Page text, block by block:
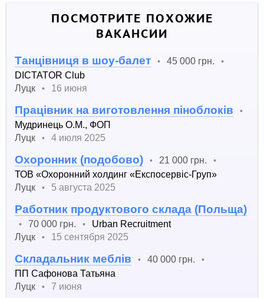
ПОСМОТРИТЕ ПОХОЖИЕ
ВАКАНСИИ
Танцівниця в шоу-балет • 45 000 грн. •
DICTATOR Club
Луцк
• 16 июня
Працівник на виготовлення піноблоків •
Мудринець О.М., ФОП
Луцк
• 4 июля 2025
Охоронник (подобово) • 21 000 грн. •
ТОВ «Охоронний холдинг «Експосервіс-Груп»
Луцк
• 5 августа 2025
Работник продуктового склада (Польща)
• 70 000 грн. •
Urban Recruitment
Луцк
• 15 сентября 2025
Складальник меблів • 40 000 грн. •
ПП Сафонова Татьяна
Луцк
•
7 июня